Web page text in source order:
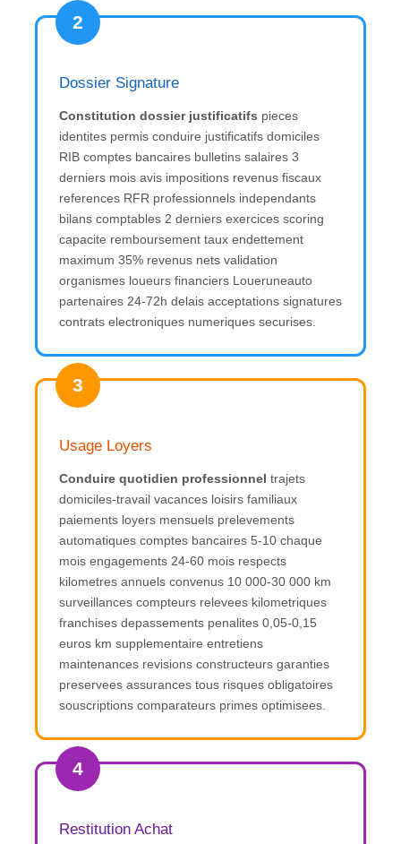
2
Dossier Signature
Constitution dossier justificatifs pieces
identites permis conduire justificatifs domiciles
RIB comptes bancaires bulletins salaires 3
derniers mois avis impositions revenus fiscaux
references RFR professionnels independants
bilans comptables 2 derniers exercices scoring
capacite remboursement taux endettement
maximum 35% revenus nets validation
organismes loueurs financiers Loueruneauto
partenaires 24-72h delais acceptations signatures
contrats electroniques numeriques securises.
3
Usage Loyers
Conduire quotidien professionnel trajets
domiciles-travail vacances loisirs familiaux
paiements loyers mensuels prelevements
automatiques comptes bancaires 5-10 chaque
mois engagements 24-60 mois respects
kilometres annuels convenus 10 000-30 000 km
surveillances compteurs relevees kilometriques
franchises depassements penalites 0,05-0,15
euros km supplementaire entretiens
maintenances revisions constructeurs garanties
preservees assurances tous risques obligatoires
souscriptions comparateurs primes optimisees.
4
Restitution Achat